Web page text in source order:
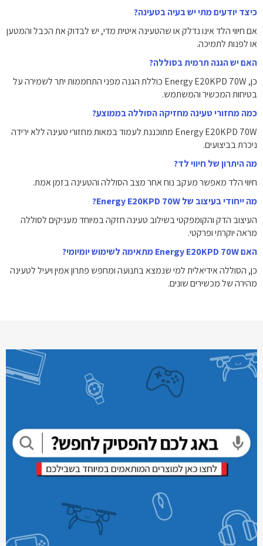
כיצד יודעים מתי יש בעיה בטעינה?
אם חיווי הלד אינו נדלק או שהטעינה איטית מדי, יש לבדוק את הכבל והמטען
או לפנות לתמיכה.
האם יש הגנה תרמית בסוללה?
כן, Energy E20KPD 70W כוללת הגנה מפני התחממות יתר לשמירה על
בטיחות המכשיר והמשתמש.
כמה מחזורי טעינה מחזיקה הסוללה בממוצע?
Energy E20KPD 70W מתוכננת לעמוד במאות מחזורי טעינה ללא ירידה
ניכרת בביצועים.
מה היתרון של חיווי לד?
חיווי הלד מאפשר מעקב נוח אחר מצב הסוללה והטעינה בזמן אמת.
מה ייחודי בעיצוב של Energy E20KPD 70W?
העיצוב הדק והקומפקטי בשילוב טעינה חזקה במיוחד מעניקים לסוללה
מראה יוקרתי ופרקטי.
האם Energy E20KPD 70W מתאימה לשימוש יומיומי?
כן, הסוללה אידיאלית למי שנמצא בתנועה ומחפש פתרון אמין ויעיל לטעינה
מהירה של מכשירים שונים.